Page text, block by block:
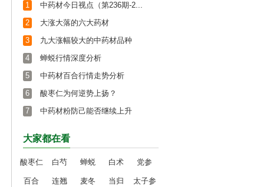
1
中药材今日视点（第236期-2...
2
大涨大落的六大药材
3
九大涨幅较大的中药材品种
4
蝉蜕行情深度分析
5
中药材百合行情走势分析
6
酸枣仁为何逆势上扬？
7
中药材粉防己能否继续上升
大家都在看
酸枣仁 白芍 蝉蜕 白术 党参
百合 连翘 麦冬 当归 太子参